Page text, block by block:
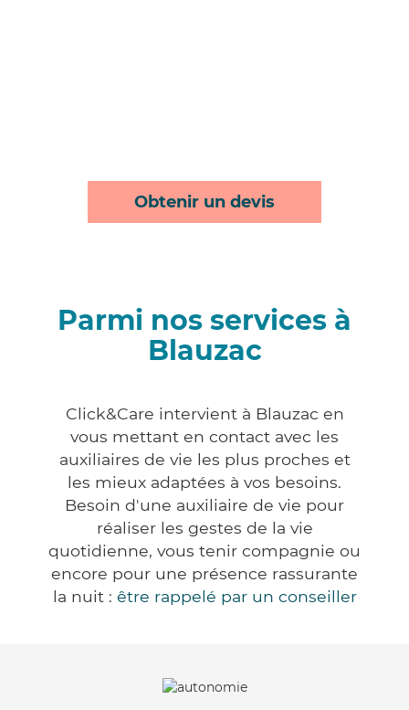
Obtenir un devis
Parmi nos services à
Blauzac
Click&Care intervient à Blauzac en
vous mettant en contact avec les
auxiliaires de vie les plus proches et
les mieux adaptées à vos besoins.
Besoin d'une auxiliaire de vie pour
réaliser les gestes de la vie
quotidienne, vous tenir compagnie ou
encore pour une présence rassurante
la nuit : être rappelé par un conseiller